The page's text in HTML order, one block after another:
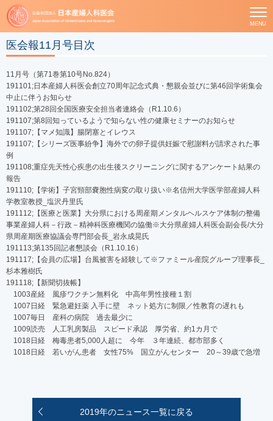
MENU
医会報11月号目次
11月号（第71巻第10号No.824）
191101;日本産婦人科医会創立70周年記念式典・懇親会並びに第46回学術集会
中止に伴うお知らせ
191102;第28回全国医療安全担当者連絡会（R1.10.6）
191107;第8回知っているようで知らない性の健康セミナーのお知らせ
191107;【マメ知識】腸閉塞とイレウス
191107;【シリーズ医事紛争】海外での卵子提供妊娠で慰謝料が請求された事
例
191108;重症先天性心疾患の出生後スクリーニングに関するアンケート結果の
報告
191110;【学術】子宮頸部嚢胞性病変の取り扱い※名信州大学医学部産婦人科
学教室教授_塩沢丹里氏
191112;【医療と医業】大分県における周産期メンタルヘルスケア体制の整備
事業産婦人科－行政－精神科医療機関の協働※大分県産婦人科医会副会長/大分
県周産期医療協議会専門部会長_岩永成晃氏
191113;第135回記者懇談会（R1.10.16）
191117;【会員の広場】台風被害を経験して※ファミール産院グループ理事長_
杉本雅樹氏
191118;【新聞切抜帳】
1003産経 風疹ワクチン無料化 中高年男性接種１割
1007日経 緊急避妊薬 入手に壁 ネット処方に制限／性教育の遅れも
1007毎日 産科の病院 過去最少に
1009読売 人工乳房製品 スピード承認 厚労省、約1カ月で
1018日経 梅毒患者5,000人超に 今年 ３年連続、都市部多く
1018日経 若いがん患者 女性75% 国立がんセンター 20～39歳で急増
2019年のニュース一覧に戻る